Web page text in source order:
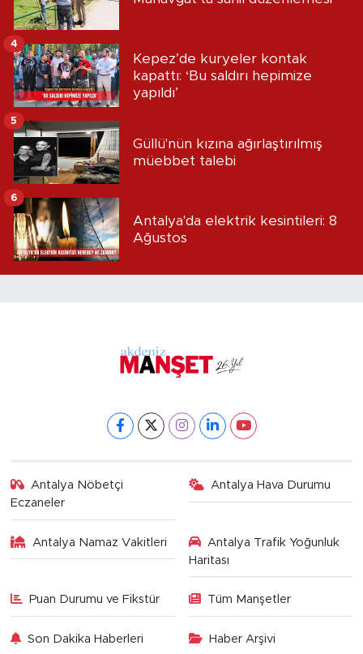
Kepez’de kuryeler kontak
kapattı: ‘Bu saldırı hepimize
yapıldı’
4
Güllü'nün kızına ağırlaştırılmış
müebbet talebi
5
Antalya'da elektrik kesintileri: 8
Ağustos
6
Antalya Nöbetçi
Eczaneler
Antalya Hava Durumu
Antalya Namaz Vakitleri
Antalya Trafik Yoğunluk
Haritası
Puan Durumu ve Fikstür Tüm Manşetler
Son Dakika Haberleri Haber Arşivi